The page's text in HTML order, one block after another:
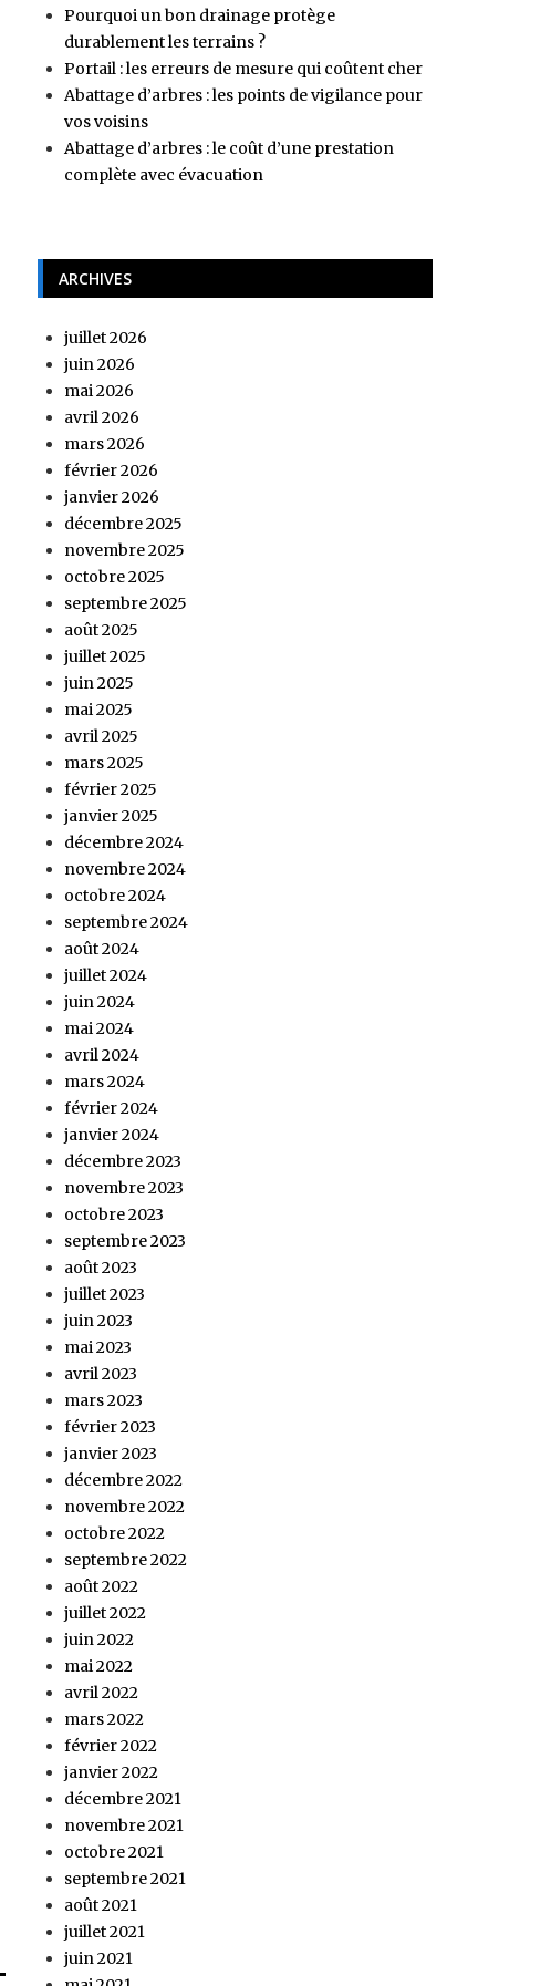
Pourquoi un bon drainage protège
durablement les terrains ?
Portail : les erreurs de mesure qui coûtent cher
Abattage d’arbres : les points de vigilance pour
vos voisins
Abattage d’arbres : le coût d’une prestation
complète avec évacuation
ARCHIVES
juillet 2026
juin 2026
mai 2026
avril 2026
mars 2026
février 2026
janvier 2026
décembre 2025
novembre 2025
octobre 2025
septembre 2025
août 2025
juillet 2025
juin 2025
mai 2025
avril 2025
mars 2025
février 2025
janvier 2025
décembre 2024
novembre 2024
octobre 2024
septembre 2024
août 2024
juillet 2024
juin 2024
mai 2024
avril 2024
mars 2024
février 2024
janvier 2024
décembre 2023
novembre 2023
octobre 2023
septembre 2023
août 2023
juillet 2023
juin 2023
mai 2023
avril 2023
mars 2023
février 2023
janvier 2023
décembre 2022
novembre 2022
octobre 2022
septembre 2022
août 2022
juillet 2022
juin 2022
mai 2022
avril 2022
mars 2022
février 2022
janvier 2022
décembre 2021
novembre 2021
octobre 2021
septembre 2021
août 2021
juillet 2021
juin 2021